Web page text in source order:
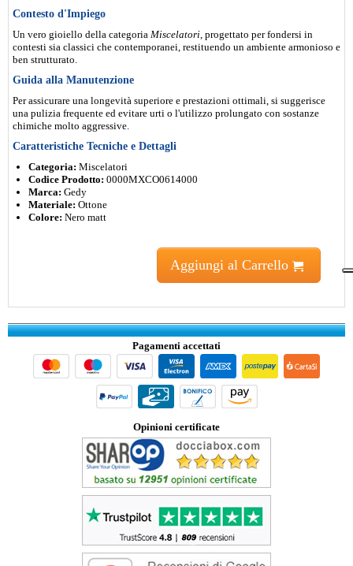
Contesto d'Impiego
Un vero gioiello della categoria Miscelatori, progettato per fondersi in
contesti sia classici che contemporanei, restituendo un ambiente armonioso e
ben strutturato.
Guida alla Manutenzione
Per assicurare una longevità superiore e prestazioni ottimali, si suggerisce
una pulizia frequente ed evitare urti o l'utilizzo prolungato con sostanze
chimiche molto aggressive.
Caratteristiche Tecniche e Dettagli
Categoria: Miscelatori
Codice Prodotto: 0000MXCO0614000
Marca: Gedy
Materiale: Ottone
Colore: Nero matt
Aggiungi al Carrello
Pagamenti accettati
Opinioni certificate